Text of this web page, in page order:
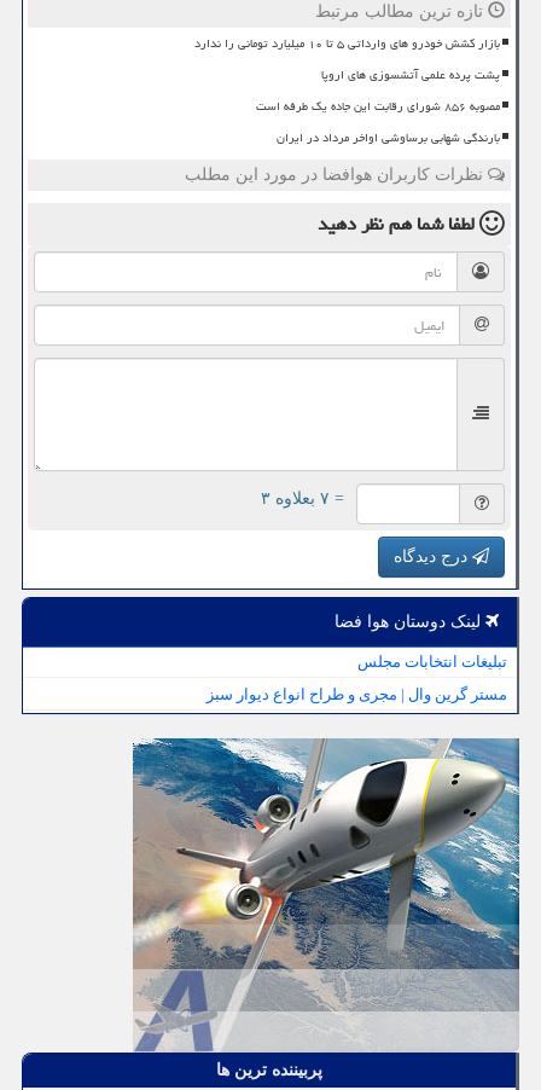
تازه ترین مطالب مرتبط
بازار کشش خودرو های وارداتی ۵ تا ۱۰ میلیارد تومانی را ندارد
پشت پرده علمی آتشسوزی های اروپا
مصوبه ۸۵۶ شورای رقابت این جاده یک طرفه است
بارندگی شهابی برساوشی اواخر مرداد در ایران
نظرات کاربران هوافضا در مورد این مطلب
لطفا شما همنظر دهید
= ۷ بعلاوه ۳
درج دیدگاه
لینک دوستان هوا فضا
تبلیغات انتخابات مجلس
مستر گرین وال | مجری و طراح انواع دیوار سبز
پربیننده ترین ها